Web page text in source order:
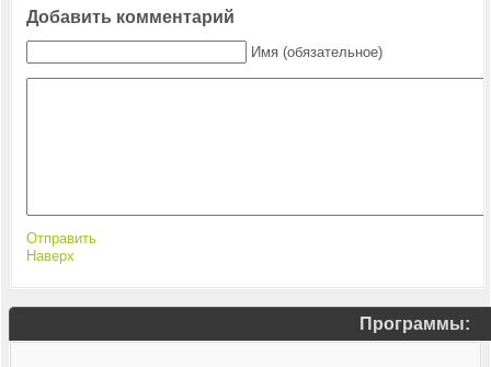
Добавить комментарий
Имя (обязательное)
Отправить
Наверх
Программы: